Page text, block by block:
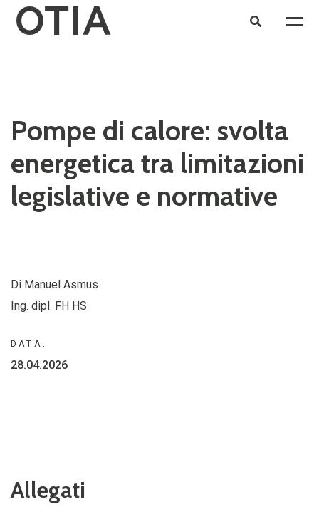
Pompe di calore: svolta
energetica tra limitazioni
legislative e normative
Di Manuel Asmus
Ing. dipl. FH HS
DATA:
28.04.2026
Allegati